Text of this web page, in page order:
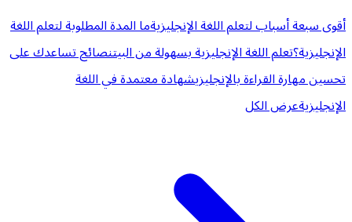
أقوى سبعة أسباب لتعلم اللغة الإنجليزيةما المدة المطلوبة لتعلم اللغة
الإنجليزية؟تعلم اللغة الإنجليزية بسهولة من البيتنصائح تساعدك على
تحسين مهارة القراءة بالإنجليزيشهادة معتمدة في اللغة
الإنجليزيةعرض الكل